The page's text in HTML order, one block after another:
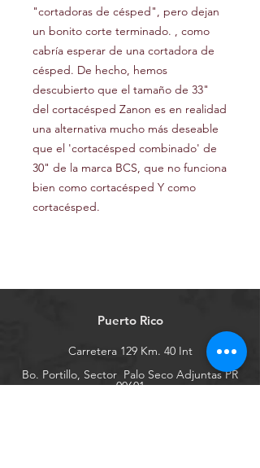
"cortadoras de césped", pero dejan
un bonito corte terminado. , como
cabría esperar de una cortadora de
césped. De hecho, hemos
descubierto que el tamaño de 33"
del cortacésped Zanon es en realidad
una alternativa mucho más deseable
que el 'cortacésped combinado' de
30" de la marca BCS, que no funciona
bien como cortacésped Y como
cortacésped.
Puerto Rico
Carretera 129 Km. 40 Int
Bo. Portillo, Sector Palo Seco Adjuntas PR
00601